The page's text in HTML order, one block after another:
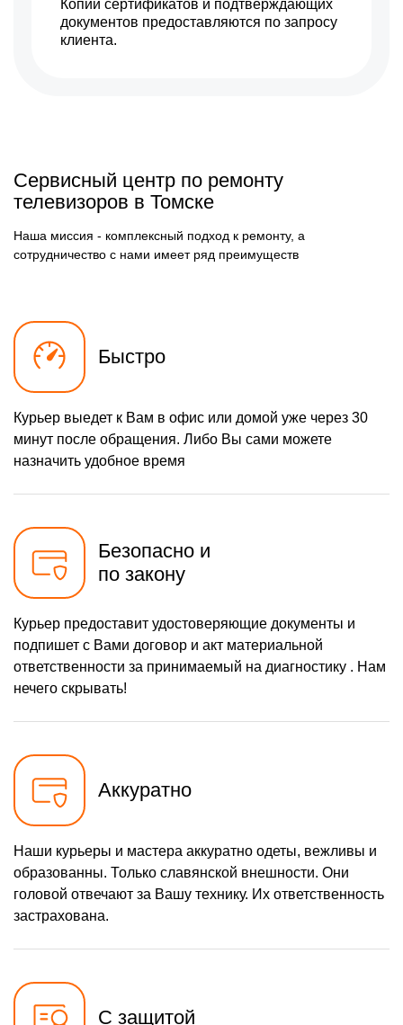
Копии сертификатов и подтверждающих
документов предоставляются по запросу
клиента.
Сервисный центр по ремонту
телевизоров в Томске
Наша миссия - комплексный подход к ремонту, а
сотрудничество с нами имеет ряд преимуществ
Быстро
Курьер выедет к Вам в офис или домой уже через 30
минут после обращения. Либо Вы сами можете
назначить удобное время
Безопасно и
по закону
Курьер предоставит удостоверяющие документы и
подпишет с Вами договор и акт материальной
ответственности за принимаемый на диагностику . Нам
нечего скрывать!
Аккуратно
Наши курьеры и мастера аккуратно одеты, вежливы и
образованны. Только славянской внешности. Они
головой отвечают за Вашу технику. Их ответственность
застрахована.
С защитой